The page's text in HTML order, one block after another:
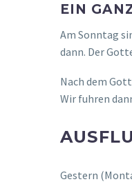
EIN
Am Sonntag
dann. Der
Nach dem
Wir fuhren
Gestern